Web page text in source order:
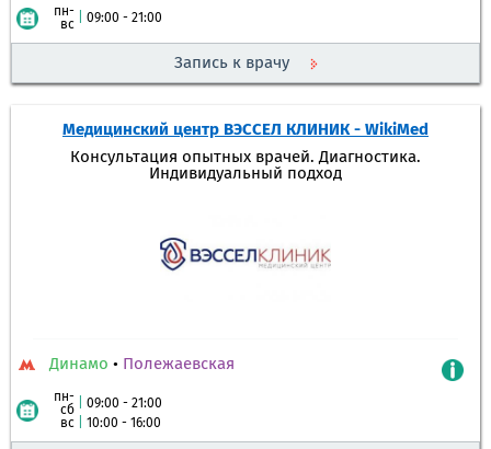
пн-
вс
09:00 - 21:00
Запись к врачу
Медицинский центр ВЭССЕЛ КЛИНИК - WikiMed
Консультация опытных врачей. Диагностика.
Индивидуальный подход
Динамо • Полежаевская
пн-
сб
09:00 - 21:00
вс
10:00 - 16:00